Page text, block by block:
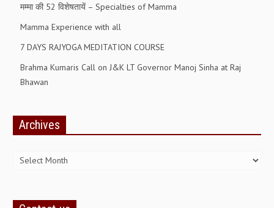
मम्मा की 52 विशेषतायें – Specialties of Mamma
Mamma Experience with all
7 DAYS RAJYOGA MEDITATION COURSE
Brahma Kumaris Call on J&K LT Governor Manoj Sinha at Raj
Bhawan
Archives